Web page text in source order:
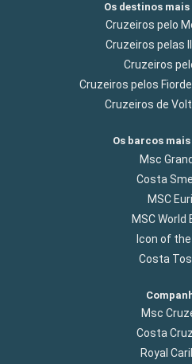
Os destinos
Cruzeiros pelo
Cruzeiros pelas
Cruzeiros
Cruzeiros pelos
Cruzeiros de
Os barcos
Msc
Costa
MSC
MSC World
Icon of
Costa
Msc
Costa
Royal